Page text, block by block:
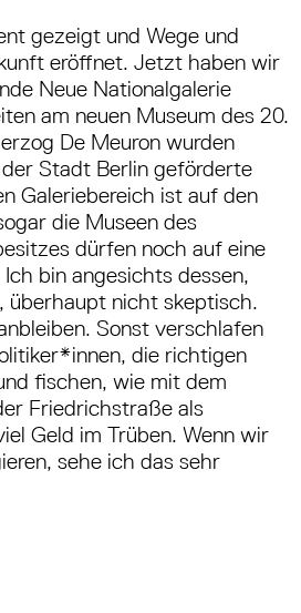
gezeigt und Wege und
eröffnet. Jetzt haben wir
Neue Nationalgalerie
am neuen Museum des 20.
De Meuron wurden
Stadt Berlin geförderte
Galeriebereich ist auf den
die Museen des
dürfen noch auf eine
bin angesichts dessen,
überhaupt nicht skeptisch.
Sonst verschlafen
die richtigen
fischen, wie mit dem
Friedrichstraße als
Geld im Trüben. Wenn wir
sehe ich das sehr